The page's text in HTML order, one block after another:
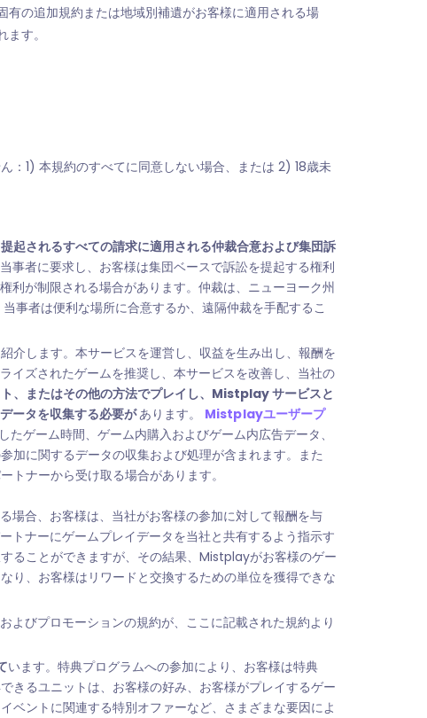
の追加規約または地域別補遺がお客様に適用される場
す。
：1) 本規約のすべてに同意しない場合、または 2) 18歳未
されるすべての請求に適用される仲裁合意および集団訴
事者に要求し、お客様は集団ベースで訴訟を提起する権利
利が制限される場合があります。仲裁は、ニューヨーク州
事者は便利な場所に合意するか、遠隔仲裁を手配するこ
介します。本サービスを運営し、収益を生み出し、報酬を
イズされたゲームを推奨し、本サービスを改善し、当社の
、またはその他の方法でプレイし、Mistplay サービスと
ータを収集する必要があります。 Mistplayユーザープ
ゲーム時間、ゲーム内購入およびゲーム内広告データ、
加に関するデータの収集および処理が含まれます。また
ナーから受け取る場合があります。
場合、お客様は、当社がお客様の参加に対して報酬を与
トナーにゲームプレイデータを当社と共有するよう指示す
ることができますが、その結果、Mistplayがお客様のゲー
り、お客様はリワードと交換するための単位を獲得できな
よびプロモーションの規約が、ここに記載された規約より
います。特典プログラムへの参加により、お客様は特典
きるユニットは、お客様の好み、お客様がプレイするゲー
ントに関連する特別オファーなど、さまざまな要因によ